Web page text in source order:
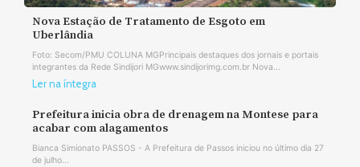
Nova Estação de Tratamento de Esgoto em
Uberlândia
Foto: Secom/PMU COLUNA MGPrincipais destaques dos jornais e portais
integrantes da Rede Sindijori MGwww.sindijorimg.com.br Nova...
Ler na íntegra
Prefeitura inicia obra de drenagem na Montese para
acabar com alagamentos
Bianca Simionato PASSOS - A Prefeitura de Passos iniciou no último dia 27
de julho...